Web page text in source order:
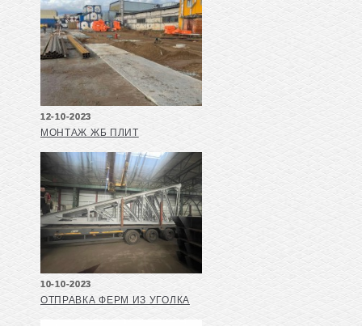
12-10-2023
МОНТАЖ ЖБ ПЛИТ
10-10-2023
ОТПРАВКА ФЕРМ ИЗ УГОЛКА